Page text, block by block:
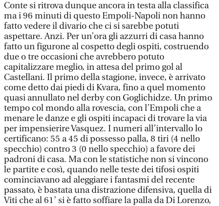
Conte si ritrova dunque ancora in testa alla classifica
ma i 96 minuti di questo Empoli-Napoli non hanno
fatto vedere il divario che ci si sarebbe potuti
aspettare. Anzi. Per un’ora gli azzurri di casa hanno
fatto un figurone al cospetto degli ospiti, costruendo
due o tre occasioni che avrebbero potuto
capitalizzare meglio, in attesa del primo gol al
Castellani. Il primo della stagione, invece, è arrivato
come detto dai piedi di Kvara, fino a quel momento
quasi annullato nel derby con Goglichidze. Un primo
tempo col mondo alla rovescia, con l’Empoli che a
menare le danze e gli ospiti incapaci di trovare la via
per impensierire Vasquez. I numeri all’intervallo lo
certificano: 55 a 45 di possesso palla, 8 tiri (4 nello
specchio) contro 3 (0 nello specchio) a favore dei
padroni di casa. Ma con le statistiche non si vincono
le partite e così, quando nelle teste dei tifosi ospiti
cominciavano ad aleggiare i fantasmi del recente
passato, è bastata una distrazione difensiva, quella di
Viti che al 61’ si è fatto soffiare la palla da Di Lorenzo,